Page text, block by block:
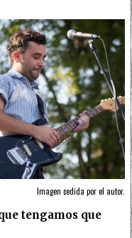
Imagen cedida por el autor.
tengamos que